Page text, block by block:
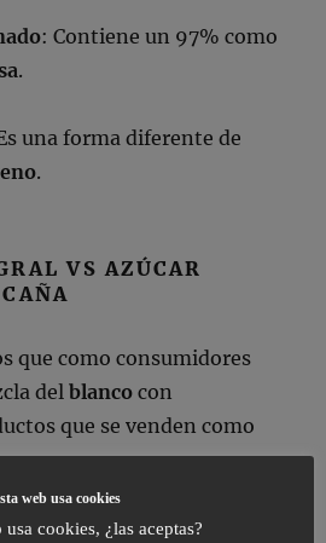
: Contiene un 97% como
.
una forma diferente de
.
VS AZÚCAR
que como consumidores
delblanco con
que se venden como
integral de
web usa cookies
cookies, ¿las aceptas?